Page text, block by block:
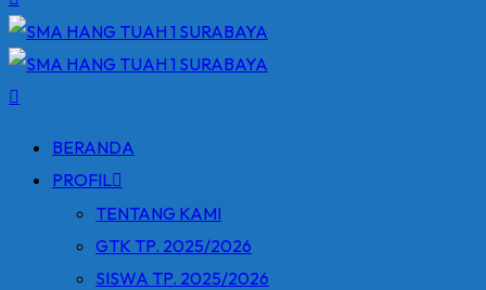
BERANDA
PROFIL
TENTANG KAMI
GTK TP. 2025/2026
SISWA TP. 2025/2026